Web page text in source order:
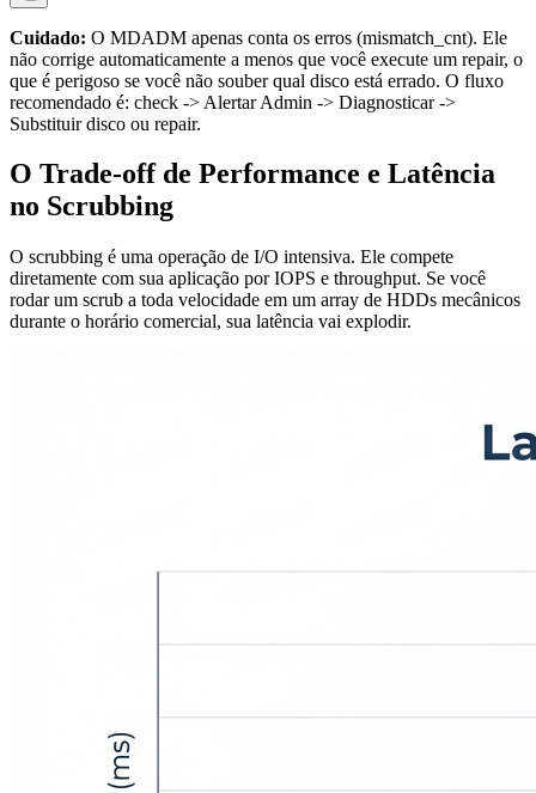
Cuidado: O MDADM apenas conta os erros (mismatch_cnt). Ele
não corrige automaticamente a menos que você execute um repair, o
que é perigoso se você não souber qual disco está errado. O fluxo
recomendado é: check -> Alertar Admin -> Diagnosticar ->
Substituir disco ou repair.
O Trade-off de Performance e Latência
no Scrubbing
O scrubbing é uma operação de I/O intensiva. Ele compete
diretamente com sua aplicação por IOPS e throughput. Se você
rodar um scrub a toda velocidade em um array de HDDs mecânicos
durante o horário comercial, sua latência vai explodir.